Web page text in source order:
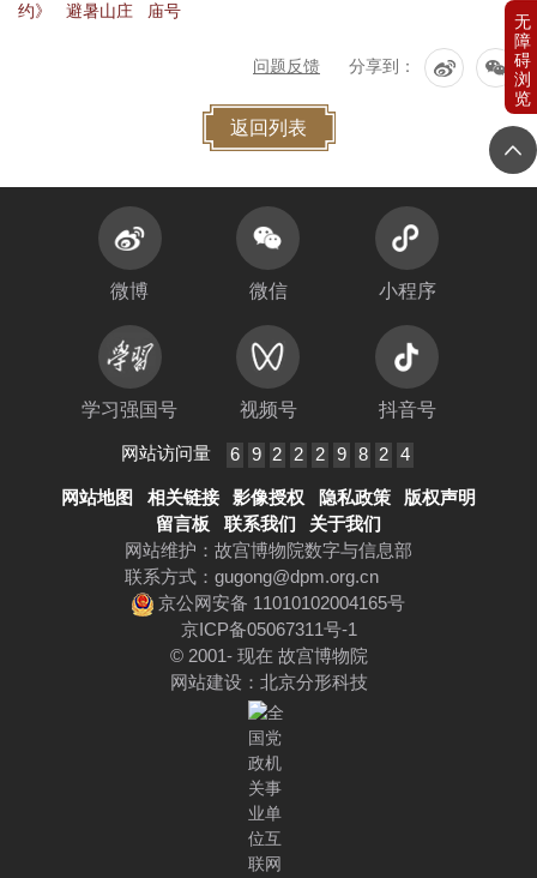
约》
避暑山庄 庙号
问题反馈 分享到：
返回列表
微博 微信 小程序
学习强国号 视频号 抖音号
网站访问量 6 9 2 2 2 9 8 2 4
网站地图 相关链接 影像授权 隐私政策
版权声明
留言板
联系我们
关于我们
网站维护：故宫博物院数字与信息部
联系方式： gugong@dpm.org.cn
京公网安备 11010102004165号
京ICP备05067311号-1
© 2001- 现在 故宫博物院
网站建设 ： 北京分形科技